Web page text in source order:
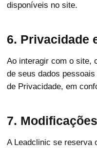
disponíveis no site.
6. Privacidade
Ao interagir com o site,
de seus dados
de Privacidade, em
7.
A Leadclinic se reserva